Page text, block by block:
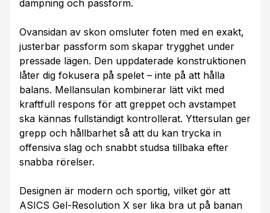
dämpning och passform.
Ovansidan av skon omsluter foten med en exakt,
justerbar passform som skapar trygghet under
pressade lägen. Den uppdaterade konstruktionen
låter dig fokusera på spelet – inte på att hålla
balans. Mellansulan kombinerar lätt vikt med
kraftfull respons för att greppet och avstampet
ska kännas fullständigt kontrollerat. Yttersulan ger
grepp och hållbarhet så att du kan trycka in
offensiva slag och snabbt studsa tillbaka efter
snabba rörelser.
Designen är modern och sportig, vilket gör att
ASICS Gel-Resolution X ser lika bra ut på banan